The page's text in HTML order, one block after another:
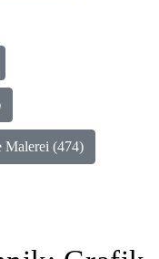
Malerei (474)